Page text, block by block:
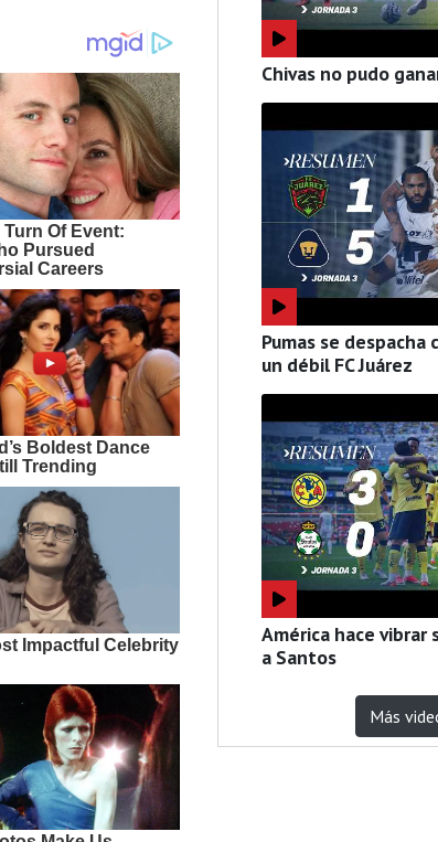
Chivas no pudo
Pumas se despacha
un débil FC Juárez
América hace vibrar
a Santos
Más